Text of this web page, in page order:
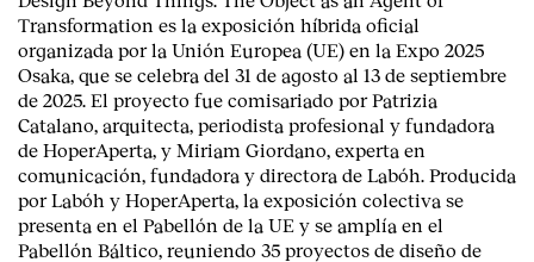
Transformation es la exposición híbrida oficial
organizada por la Unión Europea (UE) en la Expo 2025
Osaka , que se celebra del 31 de agosto al 13 de septiembre
de 2025 . El proyecto fue comisariado porPatrizia
Catalano , arquitecta, periodista profesional y fundadora
de HoperAperta, y Miriam Giordano , experta en
comunicación, fundadora y directora de Labóh. Producida
porLabóh y HoperAperta, la exposición colectiva se
presenta en el Pabellón de la UE y se amplía en el
Pabellón Báltico , reuniendo 35 proyectos de diseño de